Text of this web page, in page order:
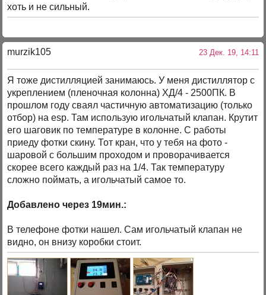
хоть и не сильный.
murzik105 23 Дек. 19, 14:11
Я тоже дистилляцией занимаюсь. У меня дистиллятор с
укреплением (пленочная колонна) ХД/4 - 2500ПК. В
прошлом году сваял частичную автоматизацию (только
отбор) на esp. Там использую игольчатый клапан. Крутит
его шаговик по температуре в колонне. С работы
приеду фотки скину. Тот кран, что у тебя на фото -
шаровой с большим проходом и проворачивается
скорее всего каждый раз на 1/4. Так температуру
сложно поймать, а игольчатый самое то.
Добавлено через 19мин.:
В телефоне фотки нашел. Сам игольчатый клапан не
видно, он внизу коробки стоит.